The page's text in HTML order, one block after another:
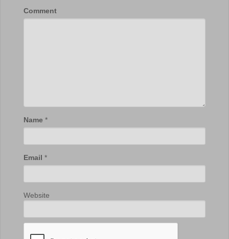
Comment
Name *
Email *
Website